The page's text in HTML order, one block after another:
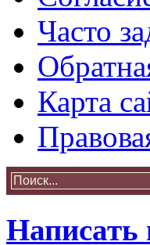
Часто
Карта
Написать